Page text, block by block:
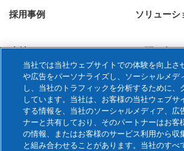
採用事例 ソリューシ
建材gallery お問い合わ
当社では当社ウェブサイトでの体験を向上さ
や広告をパーソナライズし、ソーシャルメデ
し、当社のトラフィックを分析するために、
しています。当社は、お客様の当社ウェブサ
する情報を、当社のソーシャルメディア、広
ナーと共有しており、そのパートナーはお客
の情報、またはお客様のサービス利用から収
と組み合わせることがあります。当社のすべ